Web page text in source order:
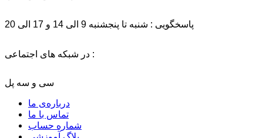
پاسخگویی : شنبه تا پنجشنبه 9 الی 14 و 17 الی 20
در شبکه های اجتماعی :
سی و سه پل
درباره‌ی ما
تماس با ما
شماره حساب